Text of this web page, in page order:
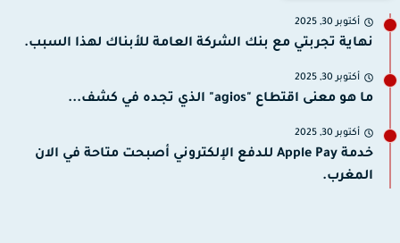
أكتوبر 30, 2025
نهاية تجربتي مع بنك الشركة العامة للأبناك لهذا السبب.
أكتوبر 30, 2025
ما هو معنى اقتطاع "agios" الذي تجده في كشف...
أكتوبر 30, 2025
خدمة Apple Pay للدفع الإلكتروني أصبحت متاحة في الان
المغرب.